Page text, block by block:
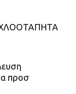
ΧΛΟΟΤΑΠΗΤΑ
προσ